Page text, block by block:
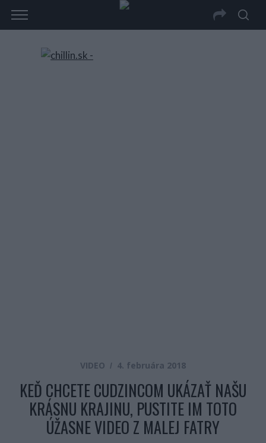
VIDEO 4. februára 2018
KEĎ CHCETE CUDZINCOM UKÁZAŤ NAŠU
KRÁSNU KRAJINU, PUSTITE IM TOTO
ÚŽASNE VIDEO Z MALEJ FATRY